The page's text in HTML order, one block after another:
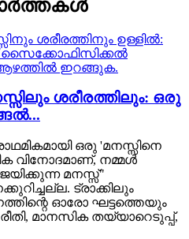
ശരീരത്തിലും: ഒരു
ഒരു 'മനസ്സിനെ
വിനോദമാണ്, നമ്മൾ
മനസ്സ്"
ട്രാക്കിലും
ഓരോ ഘട്ടത്തെയും
മാനസിക തയ്യാറെടുപ്പ്,